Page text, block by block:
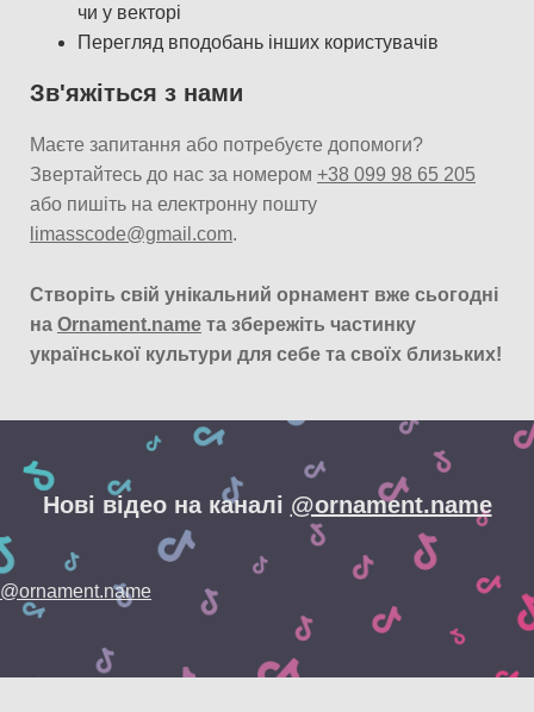
чи у векторі
Перегляд вподобань інших користувачів
Зв'яжіться з нами
Маєте запитання або потребуєте допомоги?
Звертайтесь до нас за номером +38 099 98 65 205
або пишіть на електронну пошту
limasscode@gmail.com.
Створіть свій унікальний орнамент вже сьогодні
на Ornament.name та збережіть частинку
української культури для себе та своїх близьких!
Нові відео на каналі @ornament.name
@ornament.name